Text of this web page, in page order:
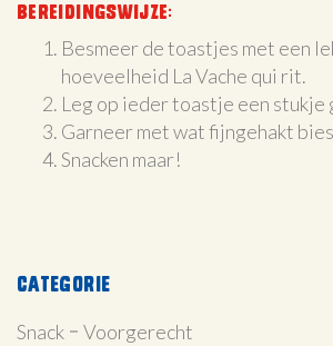
Bereidingswijze:
Besmeer de toastjes met een
hoeveelheid La Vache qui rit.
Leg op ieder toastje een stukje
Garneer met wat fijngehakt
Snacken maar!
Categorie
Snack Voorgerecht